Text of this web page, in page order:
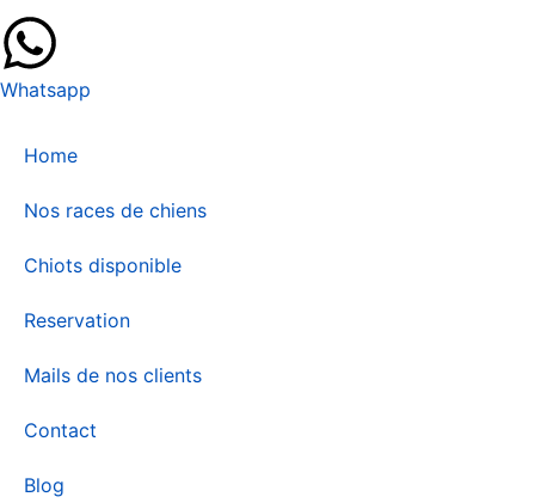
Whatsapp
Home
Nos races de chiens
Chiots disponible
Reservation
Mails de nos clients
Contact
Blog